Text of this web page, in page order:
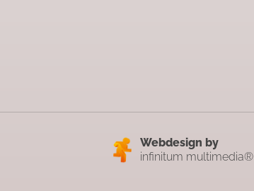
Webdesign by
infinitum multimedia®